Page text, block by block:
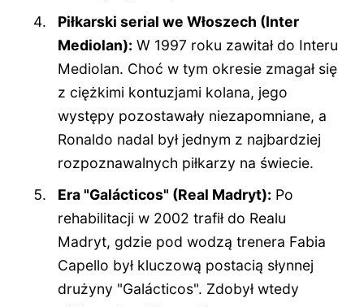
Piłkarski serial we Włoszech (Inter
Mediolan): W 1997 roku zawitał do Interu
Mediolan. Choć w tym okresie zmagał się
z ciężkimi kontuzjami kolana, jego
występy pozostawały niezapomniane, a
Ronaldo nadal był jednym z najbardziej
rozpoznawalnych piłkarzy na świecie.
Era "Galácticos" (Real Madryt): Po
rehabilitacji w 2002 trafił do Realu
Madryt, gdzie pod wodzą trenera Fabia
Capello był kluczową postacią słynnej
drużyny "Galácticos". Zdobył wtedy